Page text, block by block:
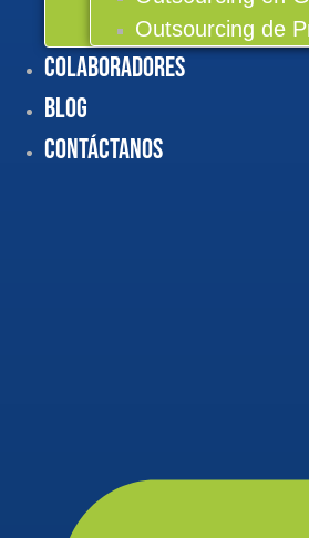
Outsourcing de
Colaboradores
BLOG
Contáctanos